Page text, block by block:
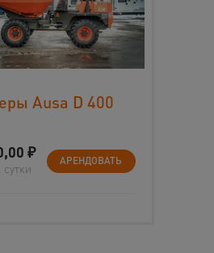
Ausa D 400
₽ АРЕНДОВАТЬ